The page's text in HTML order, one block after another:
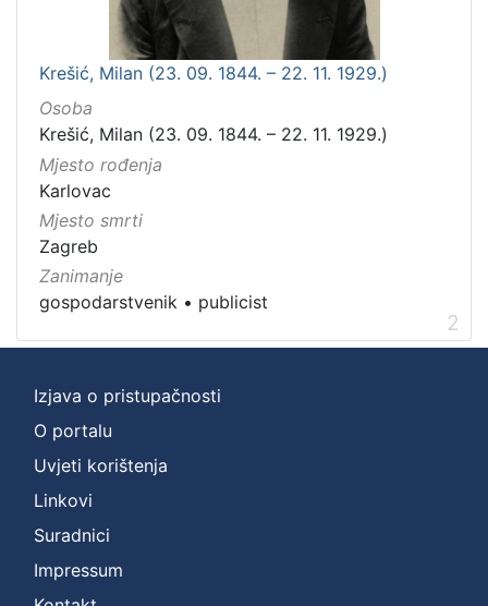
Krešić, Milan (23. 09. 1844. – 22. 11. 1929.)
Osoba
Krešić, Milan (23. 09. 1844. – 22. 11. 1929.)
Mjesto rođenja
Karlovac
Mjesto smrti
Zagreb
Zanimanje
gospodarstvenik • publicist
2
Izjava o pristupačnosti
O portalu
Uvjeti korištenja
Linkovi
Suradnici
Impressum